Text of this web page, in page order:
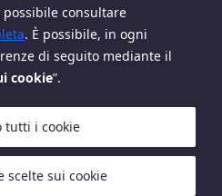
consultare
. È possibile, in ogni
di seguito mediante il
cookie”.
scelte sui cookie
tutti i cookie
House - Ambrosetti - Ottobre